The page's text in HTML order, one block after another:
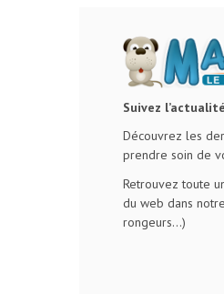
Suivez
Découvrez les
prendre soin de
Retrouvez toute
du web dans
rongeurs…)